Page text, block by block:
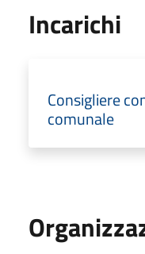
Incarichi
Consigliere
comunale